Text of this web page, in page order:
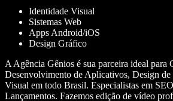
Identidade Visual
Sistemas Web
Apps Android/iOS
Design Gráfico
A Agência Gênios é sua parceira ideal para
Desenvolvimento de Aplicativos, Design de
Visual em todo Brasil. Especialistas em
Lançamentos. Fazemos edição de vídeo